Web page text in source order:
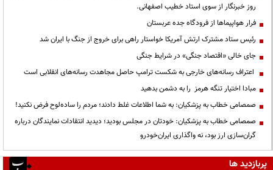
روز خبرنگار از سوی استاد خطیب اصفهانی.
فرار هواپیماها از فرودگاه جده عربستان
رئیس ستاد مشترک ارتش آمریکا خواستار راهی برای خروج از جنگ با ایران شد
جای خالی «اقتصاد جنگی» در شرایط جنگی
اعتراف رسانه‌های خارجی به شکست ترامپ حاصل مجاهدت رسانه‌های انقلابی است
مبادا اختیار تنگه هرمز را به دشمن بدهید
صمصامی خطاب به پزشکیان: به شما اطلاعات غلط دادند؛ مردم را ساده‌لوح فرض نکنید!
صمصامی خطاب به پزشکیان: خودتان در مجلس بودید؛ دیدید انتقادات نمایندگان درباره
گران‌سازی ارز بود، نه واگذاری ایران‌خودرو
پربازدید ها